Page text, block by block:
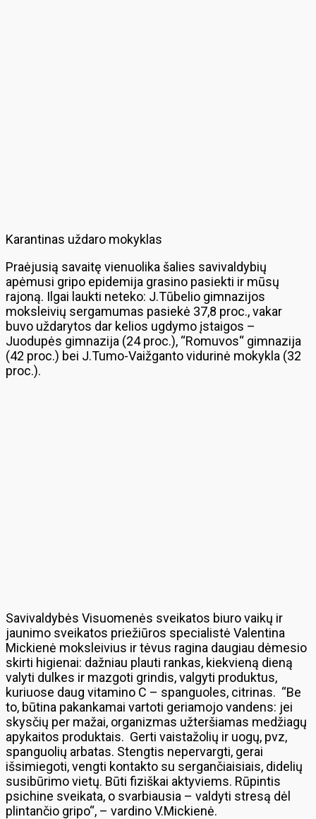
Karantinas uždaro mokyklas
Praėjusią savaitę vienuolika šalies savivaldybių
apėmusi gripo epidemija grasino pasiekti ir mūsų
rajoną. Ilgai laukti neteko: J.Tūbelio gimnazijos
moksleivių sergamumas pasiekė 37,8 proc., vakar
buvo uždarytos dar kelios ugdymo įstaigos –
Juodupės gimnazija (24 proc.), “Romuvos“ gimnazija
(42 proc.) bei J.Tumo-Vaižganto vidurinė mokykla (32
proc.).
Savivaldybės Visuomenės sveikatos biuro vaikų ir
jaunimo sveikatos priežiūros specialistė Valentina
Mickienė moksleivius ir tėvus ragina daugiau dėmesio
skirti higienai: dažniau plauti rankas, kiekvieną dieną
valyti dulkes ir mazgoti grindis, valgyti produktus,
kuriuose daug vitamino C – spanguoles, citrinas. “Be
to, būtina pakankamai vartoti geriamojo vandens: jei
skysčių per mažai, organizmas užteršiamas medžiagų
apykaitos produktais. Gerti vaistažolių ir uogų, pvz,
spanguolių arbatas. Stengtis nepervargti, gerai
išsimiegoti, vengti kontakto su sergančiaisiais, didelių
susibūrimo vietų. Būti fiziškai aktyviems. Rūpintis
psichine sveikata, o svarbiausia – valdyti stresą dėl
plintančio gripo“, – vardino V.Mickienė.